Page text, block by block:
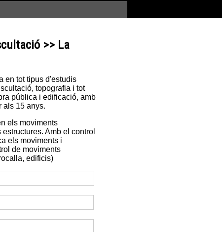
>> La
en tot tipus d'estudis
topografia i tot
pública i edificació, amb
als 15 anys.
els moviments
Amb el control
els moviments i
de moviments
edificis)